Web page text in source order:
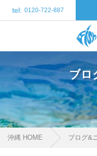
tel: 0120-722-887
ブロ
沖縄 HOME ブログ&